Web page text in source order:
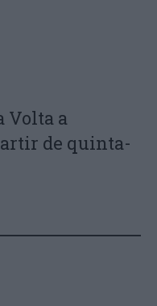
Volta a
de quinta-